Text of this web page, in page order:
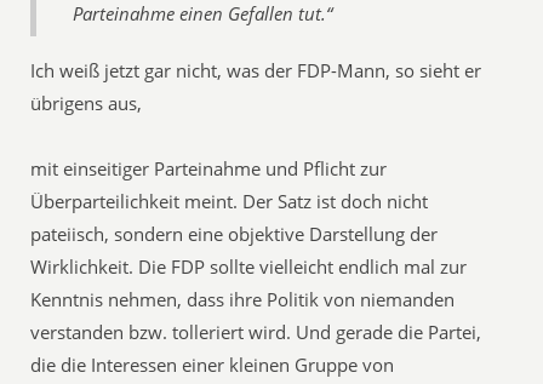
Parteinahme einen Gefallen tut.“
Ich weiß jetzt gar nicht, was der FDP-Mann, so sieht er
übrigens aus,
mit einseitiger Parteinahme und Pflicht zur
Überparteilichkeit meint. Der Satz ist doch nicht
pateiisch, sondern eine objektive Darstellung der
Wirklichkeit. Die FDP sollte vielleicht endlich mal zur
Kenntnis nehmen, dass ihre Politik von niemanden
verstanden bzw. tolleriert wird. Und gerade die Partei,
die die Interessen einer kleinen Gruppe von